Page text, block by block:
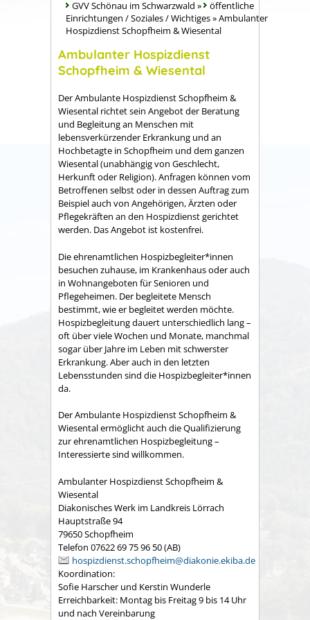
GVV Schönau im Schwarzwald »
öffentliche
Einrichtungen / Soziales / Wichtiges»Ambulanter
Hospizdienst Schopfheim & Wiesental
Ambulanter Hospizdienst
Schopfheim & Wiesental
Der Ambulante Hospizdienst Schopfheim &
Wiesental richtet sein Angebot der Beratung
und Begleitung an Menschen mit
lebensverkürzender Erkrankung und an
Hochbetagte in Schopfheim und dem ganzen
Wiesental (unabhängig von Geschlecht,
Herkunft oder Religion). Anfragen können vom
Betroffenen selbst oder in dessen Auftrag zum
Beispiel auch von Angehörigen, Ärzten oder
Pflegekräften an den Hospizdienst gerichtet
werden. Das Angebot ist kostenfrei.
Die ehrenamtlichen Hospizbegleiter*innen
besuchen zuhause, im Krankenhaus oder auch
in Wohnangeboten für Senioren und
Pflegeheimen. Der begleitete Mensch
bestimmt, wie er begleitet werden möchte.
Hospizbegleitung dauert unterschiedlich lang –
oft über viele Wochen und Monate, manchmal
sogar über Jahre im Leben mit schwerster
Erkrankung. Aber auch in den letzten
Lebensstunden sind die Hospizbegleiter*innen
da.
Der Ambulante Hospizdienst Schopfheim &
Wiesental ermöglicht auch die Qualifizierung
zur ehrenamtlichen Hospizbegleitung –
Interessierte sind willkommen.
Ambulanter Hospizdienst Schopfheim &
Wiesental
Diakonisches Werk im Landkreis Lörrach
Hauptstraße 94
79650 Schopfheim
Telefon 07622 69 75 96 50 (AB)
hospizdienst.schopfheim@diakonie.ekiba.de
Koordination:
Sofie Harscher und Kerstin Wunderle
Erreichbarkeit: Montag bis Freitag 9 bis 14 Uhr
und nach Vereinbarung